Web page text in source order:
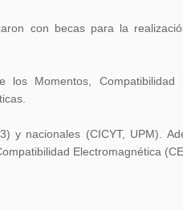
con becas para la
los Momentos, Compatibilidad
y nacionales (CICYT, UPM).
Electromagnética